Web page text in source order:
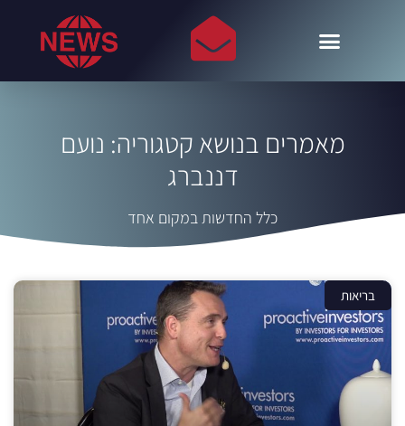
מאמרים בנושא קטגוריה: נועם
דננברג
כלל החדשות במקום אחד
בריאות